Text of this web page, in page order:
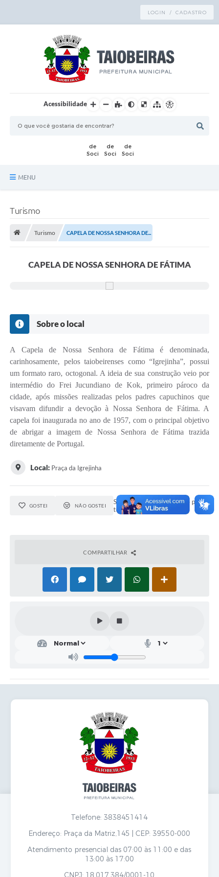
LOGIN / CADASTRO
Acessibilidade
MENU
Publicações
Ouvidoria
SIC
Legislação
Notícias
Conselho Tutelar.
Carta de Serviços
Emprega
Agenda
Galeria de Fotos
Sala M. do Empreendedor
Turismo
Turismo CAPELA DE NOSSA SENHORA DE...
CAPELA DE NOSSA SENHORA DE FÁTIMA
Sobre o local
A Capela de Nossa Senhora de Fátima é denominada,
carinhosamente, pelos taiobeirenses como “Igrejinha”, possui
um formato raro, octogonal. A ideia de sua construção veio por
intermédio do Frei Jucundiano de Kok, primeiro pároco da
cidade, após missões realizadas pelos padres capuchinos que
visavam difundir a devoção à Nossa Senhora de Fátima. A
capela foi inaugurada no ano de 1957, com o principal objetivo
de abrigar a imagem de Nossa Senhora de Fátima trazida
diretamente de Portugal.
Local: Praça da Igrejinha
GOSTEI NÃO GOSTEI
Seja o primeiro a curtir este ponto
turístico.
COMPARTILHAR
Telefone: 3838451414
Endereço: Praça da Matriz,145 | CEP: 39550-000
Atendimento presencial das 07:00 às 11:00 e das
13:00 às 17:00